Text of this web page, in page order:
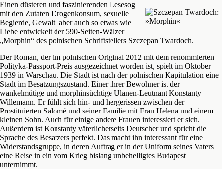
Einen düsteren und faszinierenden Lesesog
mit den Zutaten Drogenkonsum, sexuelle
Begierde, Gewalt, aber auch so etwas wie
Liebe entwickelt der 590-Seiten-Wälzer
„Morphin“ des polnischen Schriftstellers Szczepan Twardoch.
Der Roman, der im polnischen Original 2012 mit dem renommierten
Polityka-Passport-Preis ausgezeichnet worden ist, spielt im Oktober
1939 in Warschau. Die Stadt ist nach der polnischen Kapitulation eine
Stadt im Besatzungszustand. Einer ihrer Bewohner ist der
wankelmütige und morphinsüchtige Ulanen-Leutnant Konstanty
Willemann. Er fühlt sich hin- und hergerissen zwischen der
Prostituierten Salomé und seiner Familie mit Frau Helena und einem
kleinen Sohn. Auch für einige andere Frauen interessiert er sich.
Außerdem ist Konstanty väterlicherseits Deutscher und spricht die
Sprache des Besatzers perfekt. Das macht ihn interessant für eine
Widerstandsgruppe, in deren Auftrag er in der Uniform seines Vaters
eine Reise in ein vom Krieg bislang unbehelligtes Budapest
unternimmt.